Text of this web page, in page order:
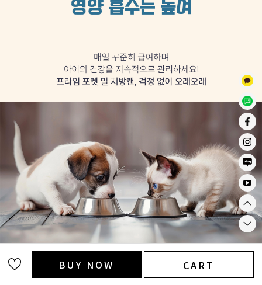
BUY NOW CART